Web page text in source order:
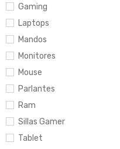
Gaming
Laptops
Mandos
Monitores
Mouse
Parlantes
Ram
Sillas Gamer
Tablet